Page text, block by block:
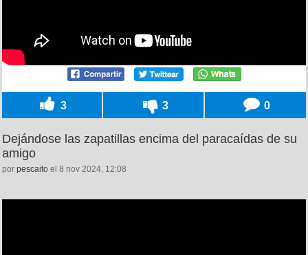
3 3 0
Dejándose las zapatillas encima del paracaídas de su
amigo
por pescaito el 8 nov 2024, 12:08